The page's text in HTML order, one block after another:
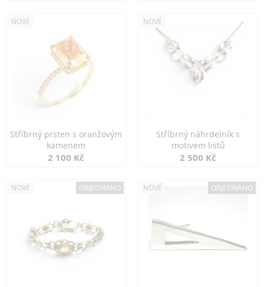
NOVÉ
Stříbrný prsten s oranžovým
kamenem
2 100 Kč
NOVÉ
Stříbrný náhrdelník s
motivem listů
2 500 Kč
NOVÉ OBJEDNÁNO NOVÉ OBJEDNÁNO